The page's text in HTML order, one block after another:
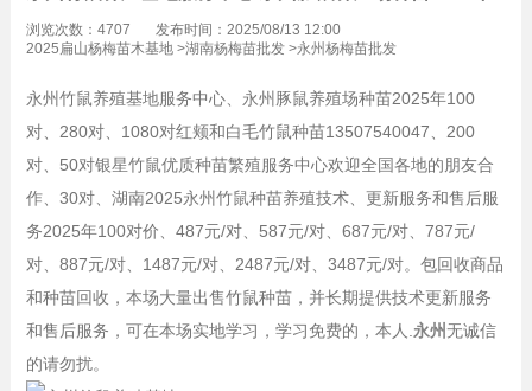
浏览次数：4707
发布时间：2025/08/13 12:00
2025扁山杨梅苗木基地>湖南杨梅苗批发>永州杨梅苗批发
永州竹鼠养殖基地服务中心、永州豚鼠养殖场种苗2025年100
对、 280对、 1080对红颊和白毛竹鼠种苗13507540047、 200
对、 50对银星竹鼠优质种苗繁殖服务中心欢迎全国各地的朋友合
作、 30对、 湖南2025永州竹鼠种苗养殖技术、更新服务和售后服
务2025年100对价、 487元/对、 587元/对、 687元/对、 787元/
对、 887元/对、1487元/对、2487元/对、3487元/对。 包回收商品
和种苗回收，本场大量出售竹鼠种苗，并长期提供技术更新服务
和售后服务，可在本场实地学习，学习免费的，本人. 永州无诚信
的请勿扰。